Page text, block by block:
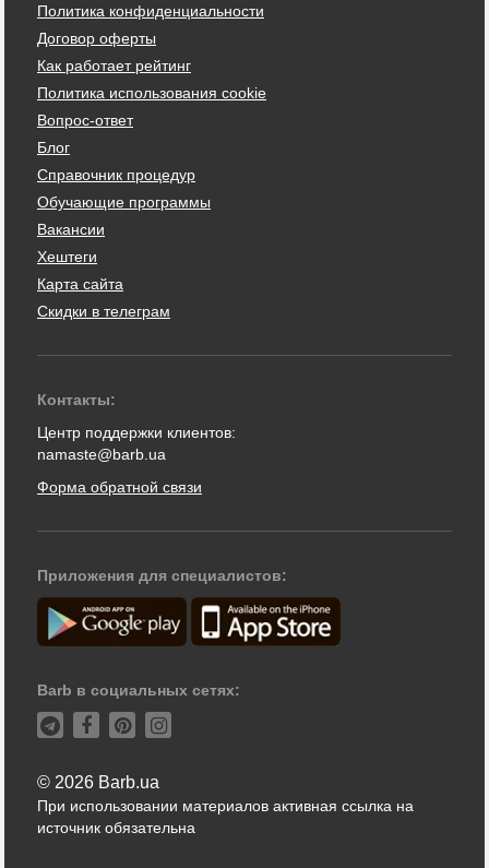
Политика конфиденциальности
Договор оферты
Как работает рейтинг
Политика использования cookie
Вопрос-ответ
Блог
Справочник процедур
Обучающие программы
Вакансии
Хештеги
Карта сайта
Скидки в телеграм
Контакты:
Центр поддержки клиентов:
namaste@barb.ua
Форма обратной связи
Приложения для специалистов:
Barb в социальных сетях:
© 2026 Barb.ua
При использовании материалов активная ссылка на
источник обязательна